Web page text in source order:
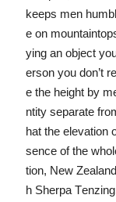
keeps men
e on
ying an object
erson you don’t
e the height by
ntity separate
hat the elevation
sence of the
tion, New
h Sherpa